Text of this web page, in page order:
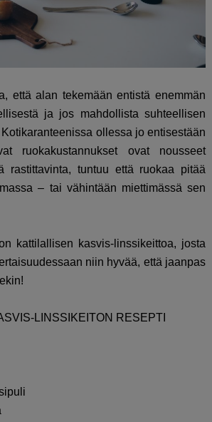
että alan tekemään entistä enemmän
ja jos mahdollista suhteellisen
ollessa jo entisestään
ruokakustannukset ovat nousseet
rastittavinta, tuntuu että ruokaa pitää
– tai vähintään miettimässä sen
kattilallisen kasvis-linssikeittoa, josta
niin hyvää, että jaanpas
LINSSIKEITON RESEPTI